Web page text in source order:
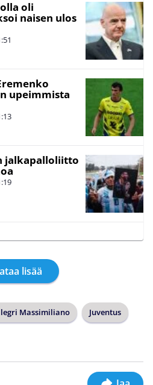
oli
naisen ulos
upeimmista
jalkapalloliitto
lisää
Massimiliano Juventus